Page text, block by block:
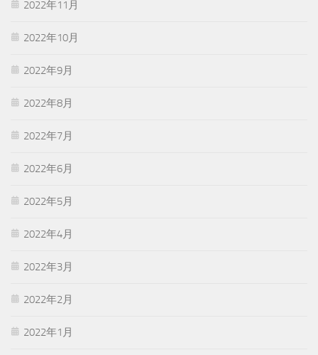
2022年11月
2022年10月
2022年9月
2022年8月
2022年7月
2022年6月
2022年5月
2022年4月
2022年3月
2022年2月
2022年1月